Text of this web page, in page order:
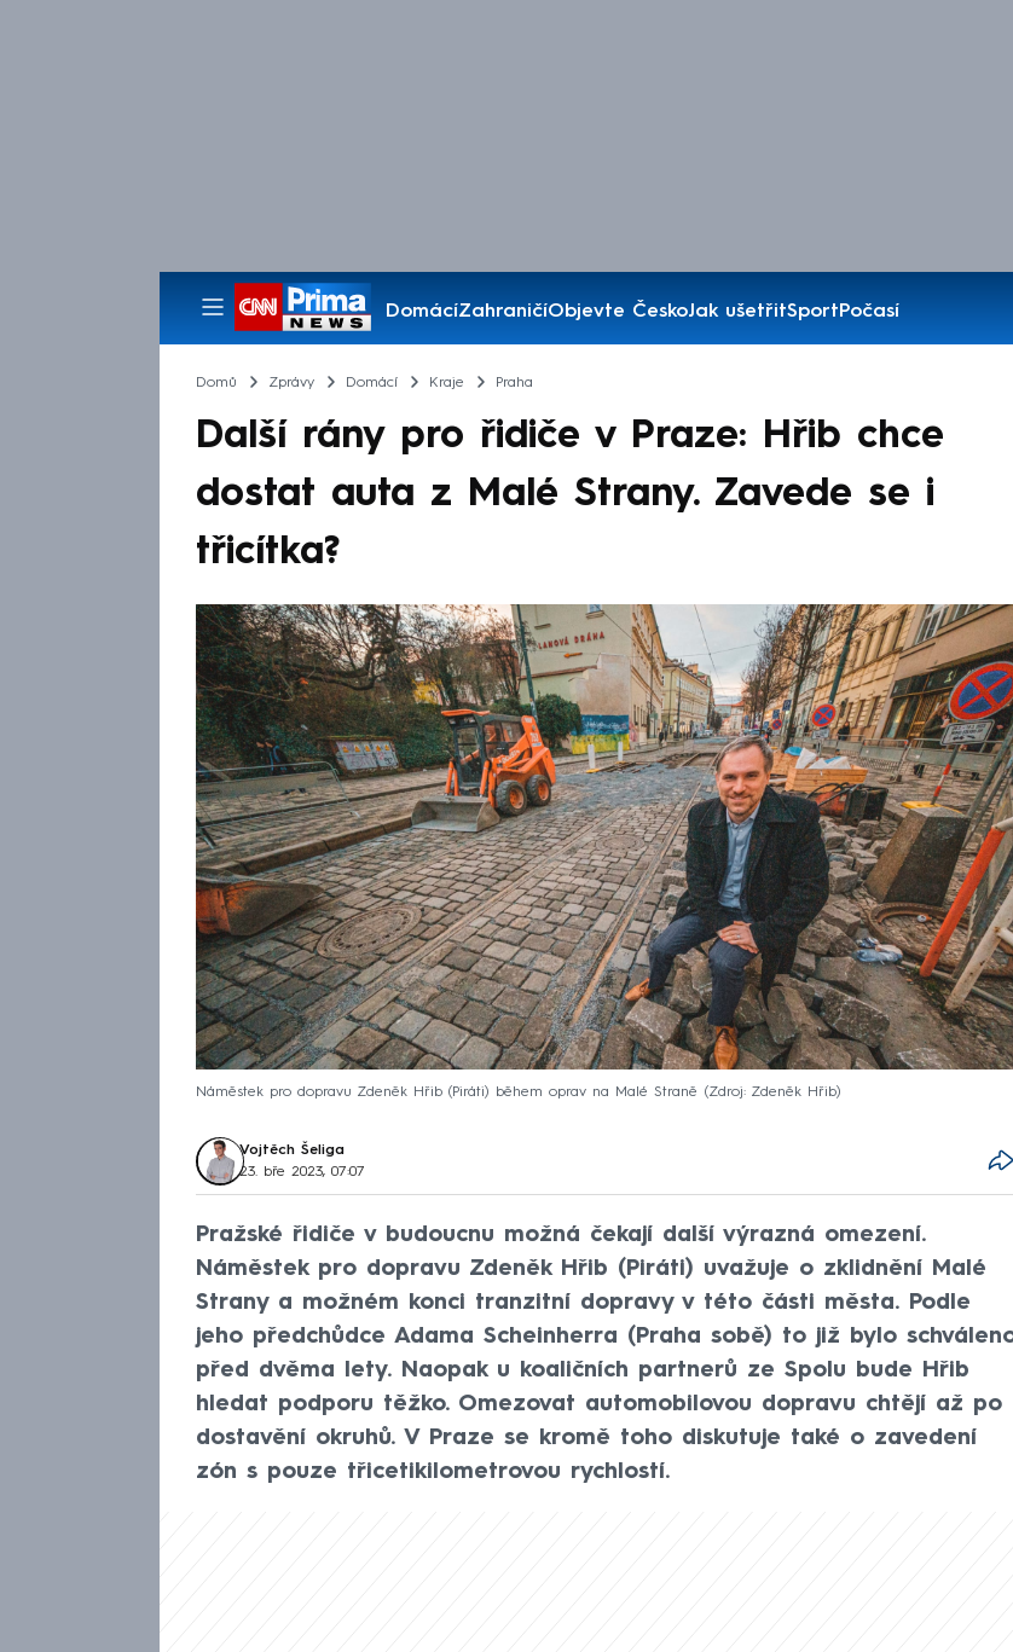
DomácíZahraničíObjevte ČeskoJak ušetřitSportPočasí
Pořady
Domů Zprávy Domácí Kraje Praha
Další rány pro řidiče v Praze: Hřib chce
dostat auta z Malé Strany. Zavede se i
třicítka?
Náměstek pro dopravu Zdeněk Hřib (Piráti) během oprav na Malé Straně Zdroj: Zdeněk Hřib
Vojtěch Šeliga
23. bře 2023, 07:07
Pražské řidiče v budoucnu možná čekají další výrazná omezení.
Náměstek pro dopravu Zdeněk Hřib (Piráti) uvažuje o zklidnění Malé
Strany a možném konci tranzitní dopravy v této části města. Podle
jeho předchůdce Adama Scheinherra (Praha sobě) to již bylo
před dvěma lety. Naopak u koaličních partnerů ze Spolu bude Hřib
hledat podporu těžko. Omezovat automobilovou dopravu chtějí až po
dostavění okruhů. V Praze se kromě toho diskutuje také o zavedení
zón s pouze třicetikilometrovou rychlostí.